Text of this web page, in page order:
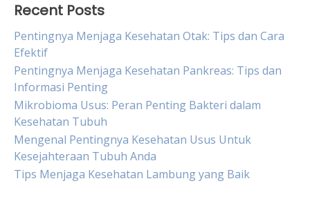
Recent Posts
Pentingnya Menjaga Kesehatan Otak: Tips dan Cara
Efektif
Pentingnya Menjaga Kesehatan Pankreas: Tips dan
Informasi Penting
Mikrobioma Usus: Peran Penting Bakteri dalam
Kesehatan Tubuh
Mengenal Pentingnya Kesehatan Usus Untuk
Kesejahteraan Tubuh Anda
Tips Menjaga Kesehatan Lambung yang Baik